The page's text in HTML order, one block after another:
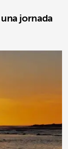
jornada